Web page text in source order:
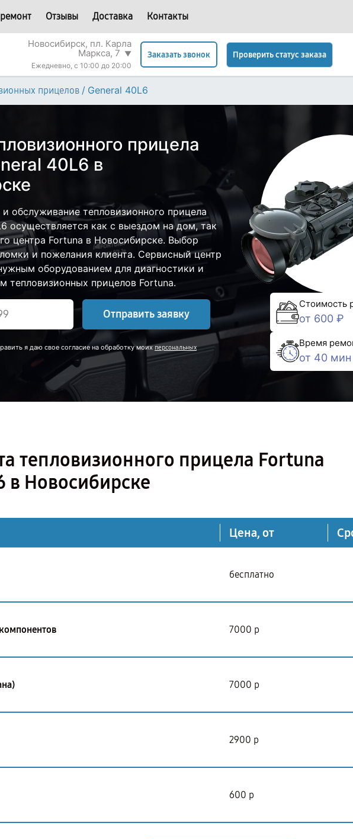
Отзывы Доставка Контакты
Новосибирск, пл. Карла
Маркса, 7 ▼
Ежедневно, с 10:00 до 20:00
Заказать звонок Проверить статус заказа
прицелов / General 40L6
прицела
40L6 в
обслуживание тепловизионного прицела
осуществляется как с выездом на дом, так
центра Fortuna в Новосибирске. Выбор
и пожелания клиента. Сервисный центр
оборудованием для диагностики и
тепловизионных прицелов Fortuna.
Отправить заявку
я даю свое согласие на обработку моихперсональных
Стоимость
от 600 ₽
Время
от 40 мин
тепловизионного прицела Fortuna
в Новосибирске
Цена, от
бесплатно
7000 р
7000 р
2900 р
600 р